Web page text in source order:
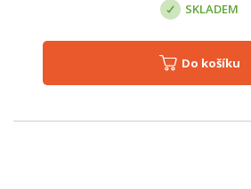
SKLADEM
Do košíku